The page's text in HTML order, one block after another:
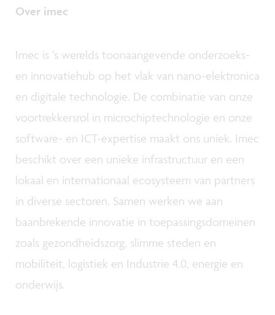
Over imec
Imec is ’s werelds toonaangevende onderzoeks-
en innovatiehub op het vlak van nano-elektronica
en digitale technologie. De combinatie van onze
voortrekkersrol in microchiptechnologie en onze
software- en ICT-expertise maakt ons uniek. Imec
beschikt over een unieke infrastructuur en een
lokaal en internationaal ecosysteem van partners
in diverse sectoren. Samen werken we aan
baanbrekende innovatie in toepassingsdomeinen
zoals gezondheidszorg, slimme steden en
mobiliteit, logistiek en Industrie 4.0, energie en
onderwijs.